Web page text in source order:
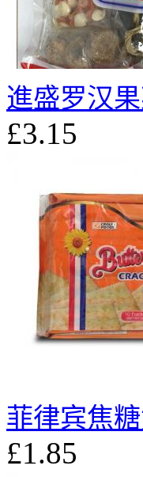
進盛罗汉
£3.15
菲律宾焦
£1.85